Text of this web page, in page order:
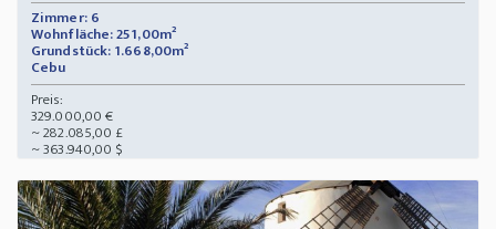
Zimmer: 6
Wohnfläche: 251,00m²
Grundstück: 1.668,00m²
Cebu
Preis:
329.000,00 €
~ 282.085,00 £
~ 363.940,00 $